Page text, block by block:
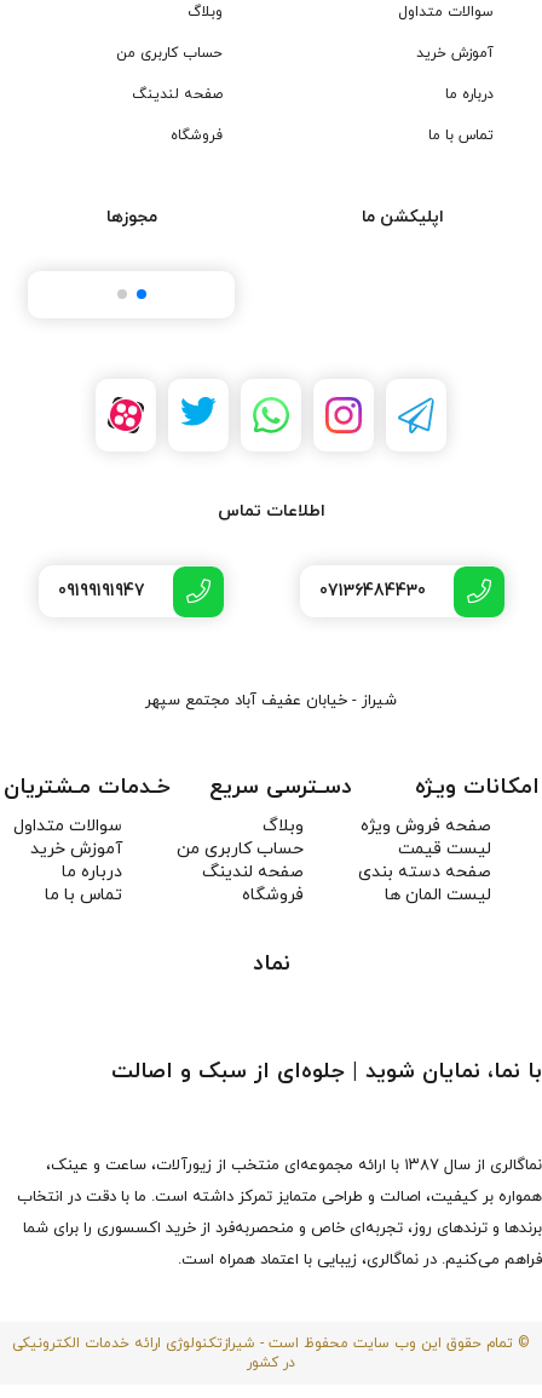
سوالات متداول
آموزش خرید
درباره ما
تماس با ما
وبلاگ
حساب کاربری من
صفحه لندینگ
فروشگاه
اپلیکشن ما مجوزها
اطلاعات تماس
07136484430
09199191947
شیراز - خیابان عفیف آباد مجتمع سپهر
امکانات ویـژه
صفحه فروش ویژه
لیست قیمت
صفحه دسته بندی
لیست المان ها
دسـترسی سریع
وبلاگ
حساب کاربری من
صفحه لندینگ
فروشگاه
خـدمات مـشتریان
سوالات متداول
آموزش خرید
درباره ما
تماس با ما
نماد
با نما، نمایان شوید | جلوه‌ای از سبک و اصالت
نماگالری از سال ۱۳۸۷ با ارائه مجموعه‌ای منتخب از زیورآلات، ساعت و عینک،
همواره بر کیفیت، اصالت و طراحی متمایز تمرکز داشته است. ما با دقت در انتخاب
برندها و ترندهای روز، تجربه‌ای خاص و منحصربه‌فرد از خرید اکسسوری را برای شما
فراهم می‌کنیم. در نماگالری، زیبایی با اعتماد همراه است.
© تمام حقوق این وب سایت محفوظ است - شیرازتکنولوژی ارائه خدمات الکترونیکی
در کشور